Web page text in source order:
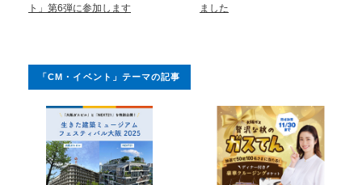
ト」第6弾に参加します
ました
「CM・イベント」テーマの記事